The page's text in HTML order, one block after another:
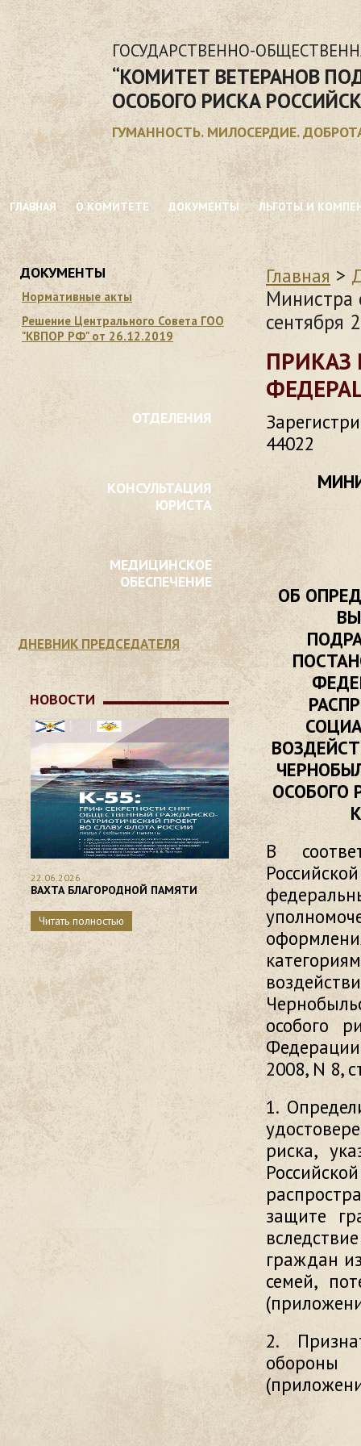
ГОСУДАРСТВЕННО-
“КОМИТЕТ ВЕТЕРАНОВ
ОСОБОГО РИСКА
ГУМАННОСТЬ. МИЛОСЕРДИЕ.
ГЛАВНАЯ О КОМИТЕТЕ ДОКУМЕНТЫ ЛЬГОТЫ И
ДОКУМЕНТЫ
Нормативные акты
Решение Центрального Совета ГОО
"КВПОР РФ" от 26.12.2019
ОТДЕЛЕНИЯ
КОНСУЛЬТАЦИЯ
ЮРИСТА
МЕДИЦИНСКОЕ
ОБЕСПЕЧЕНИЕ
ДНЕВНИК ПРЕДСЕДАТЕЛЯ
НОВОСТИ
22.06.2026
ВАХТА БЛАГОРОДНОЙ ПАМЯТИ
Читать полностью
Главная >
Министра
сентября
44022
ОБ
ОСОБОГО
В
особого
2008, N 8,
1.
риска,
защите
граждан
семей,
2.
обороны